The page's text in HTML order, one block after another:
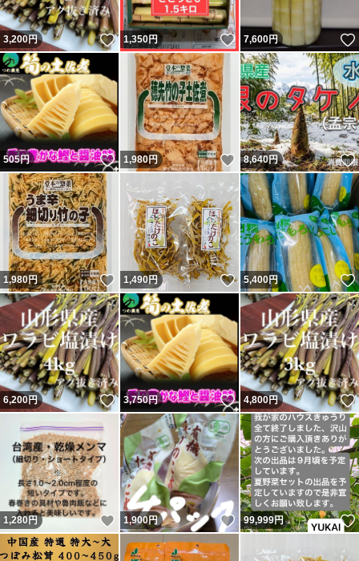
3,200円 いいね！
1,350円 いいね！
7,600円
505円 いいね！
1,980円 いいね！
8,640円
1,980円 いいね！
1,490円 いいね！
5,400円
6,200円 いいね！
3,750円 いいね！
4,800円
1,280円 いいね！
1,900円 いいね！
99,999円